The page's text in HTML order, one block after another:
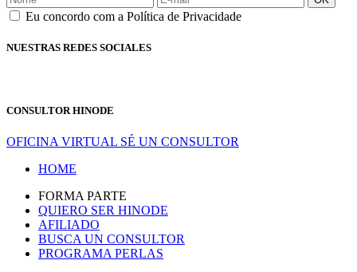
Eu concordo com a Política de Privacidade
NUESTRAS REDES SOCIALES
CONSULTOR HINODE
OFICINA VIRTUAL SÉ UN CONSULTOR
HOME
FORMA PARTE
QUIERO SER HINODE
AFILIADO
BUSCA UN CONSULTOR
PROGRAMA PERLAS